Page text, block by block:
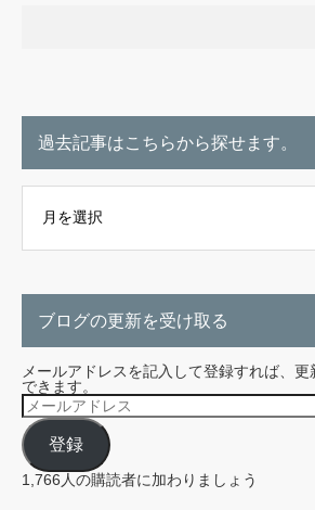
過去記事はこちらから探せます。
ブログの更新を受け取る
メールアドレスを記入して登録すれば、
できます。
メ
ー
ル
ア
ド
レ
ス
登録
1,766人の購読者に加わりましょう